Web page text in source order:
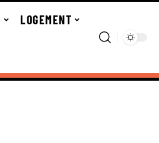
LOGEMENT